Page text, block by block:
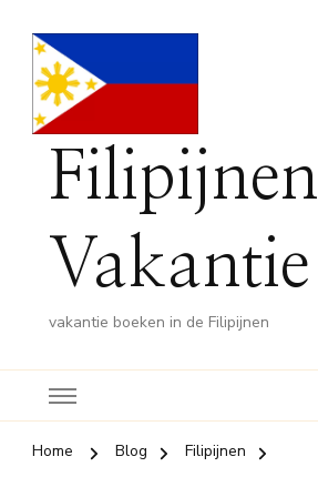
Filipijnen
Vakantie
vakantie boeken in de Filipijnen
Home Blog
Filipijnen